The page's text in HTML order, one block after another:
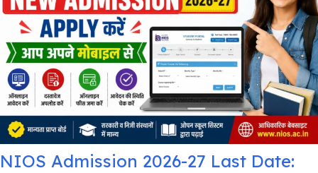
NIOS Admission 2026-27 Last Date: